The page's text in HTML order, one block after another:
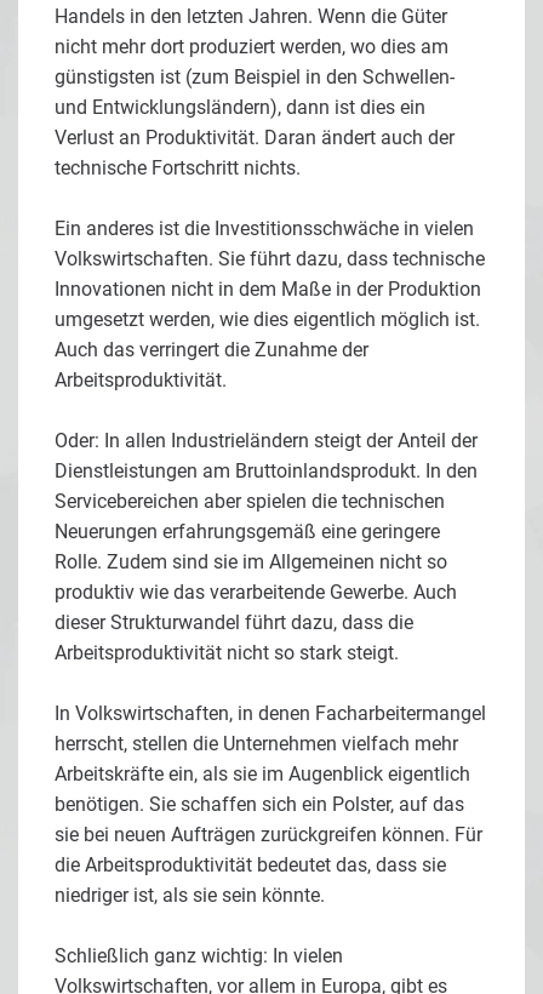
Handels in den letzten Jahren. Wenn die Güter
nicht mehr dort produziert werden, wo dies am
günstigsten ist (zum Beispiel in den Schwellen-
und Entwicklungsländern), dann ist dies ein
Verlust an Produktivität. Daran ändert auch der
technische Fortschritt nichts.
Ein anderes ist die Investitionsschwäche in vielen
Volkswirtschaften. Sie führt dazu, dass technische
Innovationen nicht in dem Maße in der Produktion
umgesetzt werden, wie dies eigentlich möglich ist.
Auch das verringert die Zunahme der
Arbeitsproduktivität.
Oder: In allen Industrieländern steigt der Anteil der
Dienstleistungen am Bruttoinlandsprodukt. In den
Servicebereichen aber spielen die technischen
Neuerungen erfahrungsgemäß eine geringere
Rolle. Zudem sind sie im Allgemeinen nicht so
produktiv wie das verarbeitende Gewerbe. Auch
dieser Strukturwandel führt dazu, dass die
Arbeitsproduktivität nicht so stark steigt.
In Volkswirtschaften, in denen Facharbeitermangel
herrscht, stellen die Unternehmen vielfach mehr
Arbeitskräfte ein, als sie im Augenblick eigentlich
benötigen. Sie schaffen sich ein Polster, auf das
sie bei neuen Aufträgen zurückgreifen können. Für
die Arbeitsproduktivität bedeutet das, dass sie
niedriger ist, als sie sein könnte.
Schließlich ganz wichtig: In vielen
Volkswirtschaften, vor allem in Europa, gibt es